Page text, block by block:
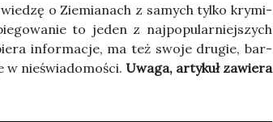
o Zie­mia­nach z samych tyl­ko kry­mi­
to jeden z naj­po­pu­lar­niej­szych
infor­ma­cje, ma też swo­je dru­gie, bar­
nie­świa­do­mo­ści. Uwa­ga, arty­kuł zawie­ra